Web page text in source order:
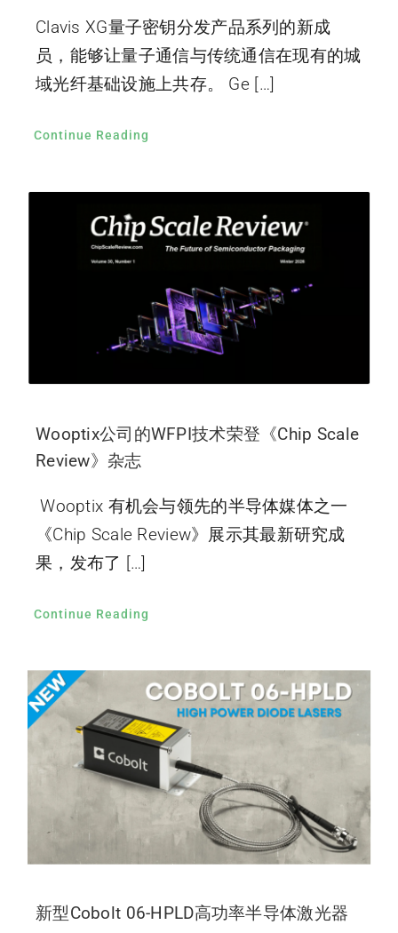
Clavis XG量子密钥分发产品系列的新成
员，能够让量子通信与传统通信在现有的城
域光纤基础设施上共存。 Ge […]
Continue Reading
Wooptix公司的WFPI技术荣登《Chip Scale
Review》杂志
Wooptix 有机会与领先的半导体媒体之一
《Chip Scale Review》展示其最新研究成
果，发布了 […]
Continue Reading
新型Cobolt 06-HPLD高功率半导体激光器